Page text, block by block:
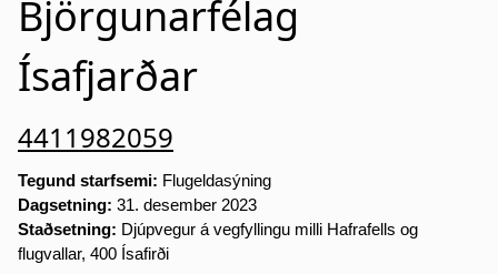
Björgunarfélag
Ísafjarðar
4411982059
Tegund starfsemi: Flugeldasýning
Dagsetning: 31. desember 2023
Staðsetning: Djúpvegur á vegfyllingu milli Hafrafells og
flugvallar, 400 Ísafirði